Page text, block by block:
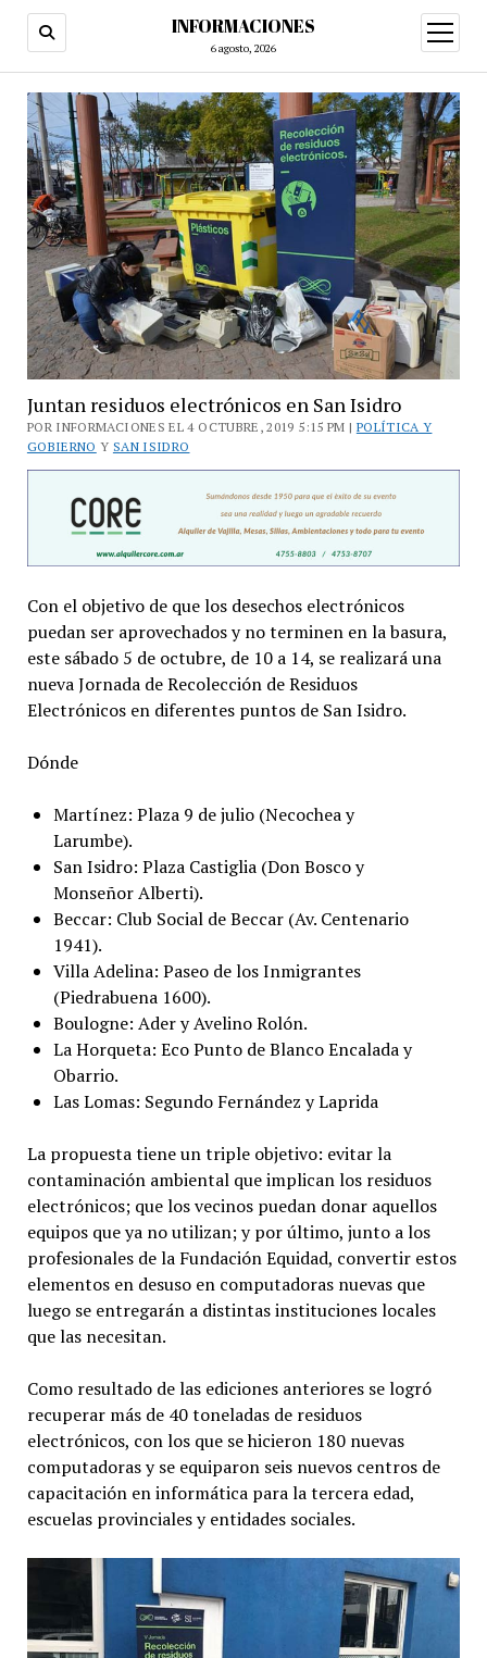
INFORMACIONES
6 agosto, 2026
abrir
menú
Juntan residuos electrónicos en San Isidro
POR INFORMACIONES EL 4 OCTUBRE, 2019 5:15 PM | POLÍTICA Y
GOBIERNO Y SAN ISIDRO
Con el objetivo de que los desechos electrónicos
puedan ser aprovechados y no terminen en la basura,
este sábado 5 de octubre, de 10 a 14, se realizará una
nueva Jornada de Recolección de Residuos
Electrónicos en diferentes puntos de San Isidro.
Dónde
Martínez: Plaza 9 de julio (Necochea y
Larumbe).
San Isidro: Plaza Castiglia (Don Bosco y
Monseñor Alberti).
Beccar: Club Social de Beccar (Av. Centenario
1941).
Villa Adelina: Paseo de los Inmigrantes
(Piedrabuena 1600).
Boulogne: Ader y Avelino Rolón.
La Horqueta: Eco Punto de Blanco Encalada y
Obarrio.
Las Lomas: Segundo Fernández y Laprida
La propuesta tiene un triple objetivo: evitar la
contaminación ambiental que implican los residuos
electrónicos; que los vecinos puedan donar aquellos
equipos que ya no utilizan; y por último, junto a los
profesionales de la Fundación Equidad, convertir estos
elementos en desuso en computadoras nuevas que
luego se entregarán a distintas instituciones locales
que las necesitan.
Como resultado de las ediciones anteriores se logró
recuperar más de 40 toneladas de residuos
electrónicos, con los que se hicieron 180 nuevas
computadoras y se equiparon seis nuevos centros de
capacitación en informática para la tercera edad,
escuelas provinciales y entidades sociales.